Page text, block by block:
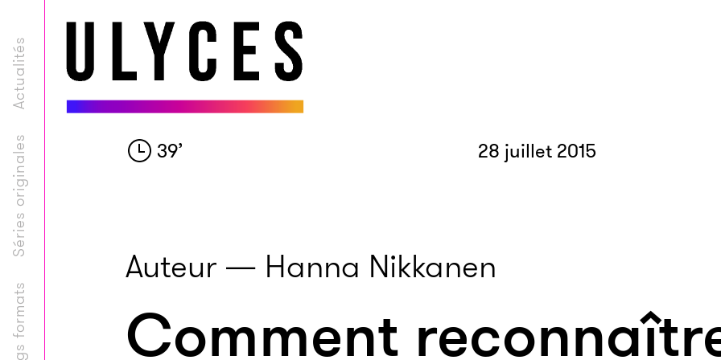
Longs formats
Séries originales
Actualités
39’ 28 juillet 2015
Auteur — Hanna Nikkanen
Comment